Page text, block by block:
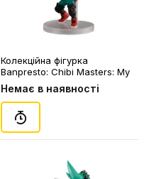
Колекційна фігурка
Banpresto: Chibi Masters: My
Hero Academia: Izuku
Midoriya, (472117)
Немає в наявності